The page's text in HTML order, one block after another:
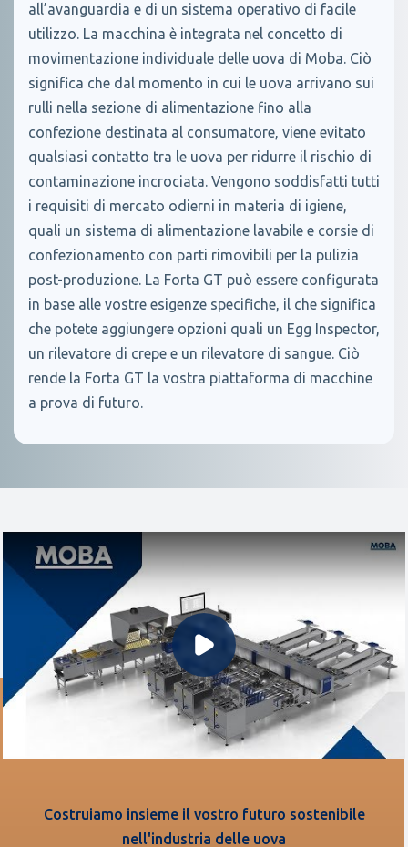
all’avanguardia e di un sistema operativo di facile
utilizzo. La macchina è integrata nel concetto di
movimentazione individuale delle uova di Moba. Ciò
significa che dal momento in cui le uova arrivano sui
rulli nella sezione di alimentazione fino alla
confezione destinata al consumatore, viene evitato
qualsiasi contatto tra le uova per ridurre il rischio di
contaminazione incrociata. Vengono soddisfatti tutti
i requisiti di mercato odierni in materia di igiene,
quali un sistema di alimentazione lavabile e corsie di
confezionamento con parti rimovibili per la pulizia
post-produzione. La Forta GT può essere configurata
in base alle vostre esigenze specifiche, il che significa
che potete aggiungere opzioni quali un Egg Inspector,
un rilevatore di crepe e un rilevatore di sangue. Ciò
rende la Forta GT la vostra piattaforma di macchine
a prova di futuro.
Riproduci video
Costruiamo insieme il vostro futuro sostenibile
nell'industria delle uova